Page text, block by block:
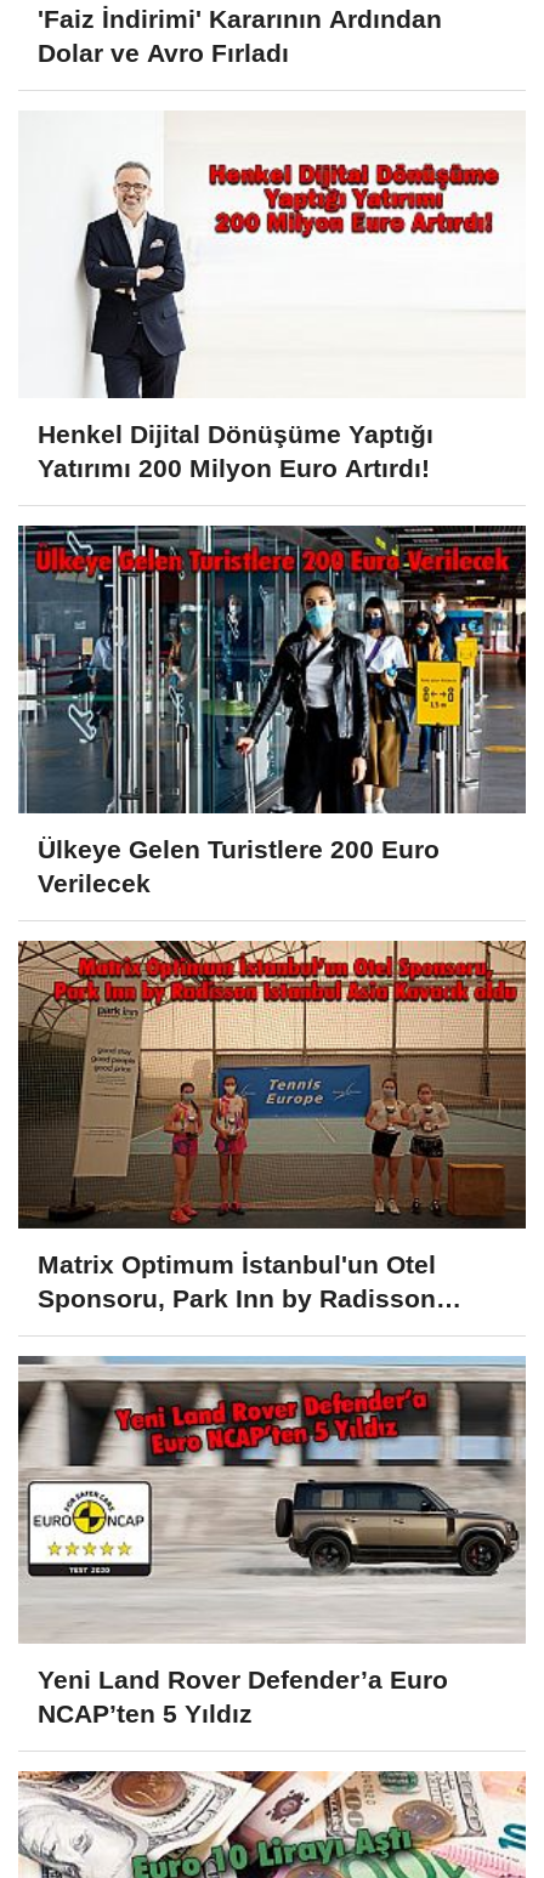
'Faiz İndirimi' Kararının Ardından
Dolar ve Avro Fırladı
Henkel Dijital Dönüşüme Yaptığı
Yatırımı 200 Milyon Euro Artırdı!
Ülkeye Gelen Turistlere 200 Euro
Verilecek
Matrix Optimum İstanbul'un Otel
Sponsoru, Park Inn by Radisson
Istanbul Asia Kavacık oldu
Yeni Land Rover Defender’a Euro
NCAP’ten 5 Yıldız